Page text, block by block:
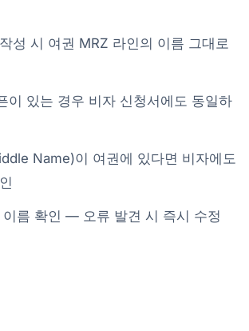
성 시 여권 MRZ 라인의 이름 그대로
이 있는 경우 비자 신청서에도 동일하
Name)이 여권에 있다면 비자에도
이름 확인 — 오류 발견 시 즉시 수정